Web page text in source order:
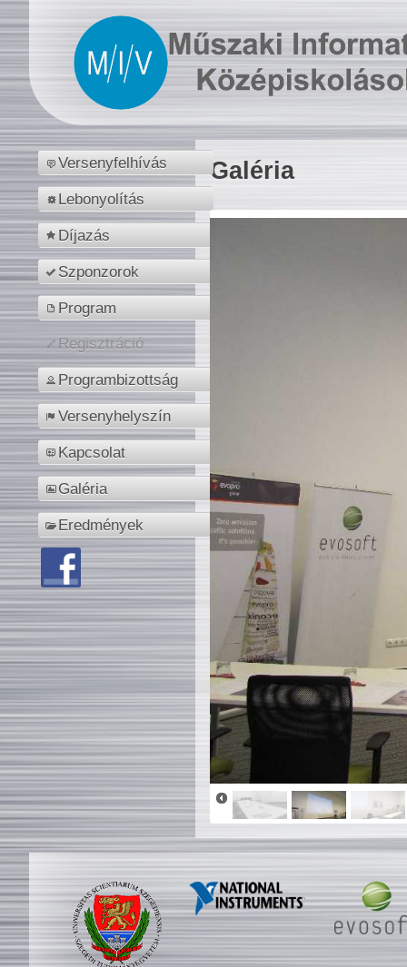
Versenyfelhívás
Lebonyolítás
Díjazás
Szponzorok
Program
Regisztráció
Programbizottság
Versenyhelyszín
Kapcsolat
Galéria
Eredmények
Galéria